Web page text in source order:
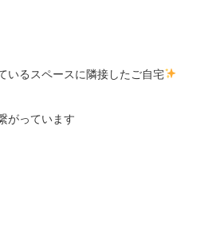
いるスペースに隣接したご自宅
がっています